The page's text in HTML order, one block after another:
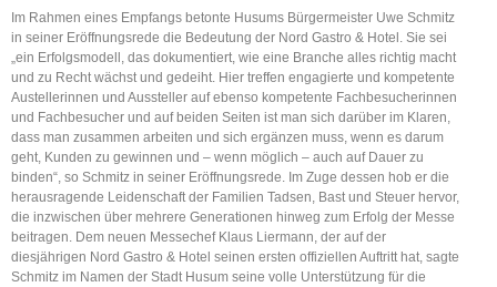
Im Rahmen eines Empfangs betonte Husums Bürgermeister Uwe Schmitz
in seiner Eröffnungsrede die Bedeutung der Nord Gastro & Hotel. Sie sei
„ein Erfolgsmodell, das dokumentiert, wie eine Branche alles richtig macht
und zu Recht wächst und gedeiht. Hier treffen engagierte und kompetente
Austellerinnen und Aussteller auf ebenso kompetente Fachbesucherinnen
und Fachbesucher und auf beiden Seiten ist man sich darüber im Klaren,
dass man zusammen arbeiten und sich ergänzen muss, wenn es darum
geht, Kunden zu gewinnen und – wenn möglich – auch auf Dauer zu
binden“, so Schmitz in seiner Eröffnungsrede. Im Zuge dessen hob er die
herausragende Leidenschaft der Familien Tadsen, Bast und Steuer hervor,
die inzwischen über mehrere Generationen hinweg zum Erfolg der Messe
beitragen. Dem neuen Messechef Klaus Liermann, der auf der
diesjährigen Nord Gastro & Hotel seinen ersten offiziellen Auftritt hat, sagte
Schmitz im Namen der Stadt Husum seine volle Unterstützung für die